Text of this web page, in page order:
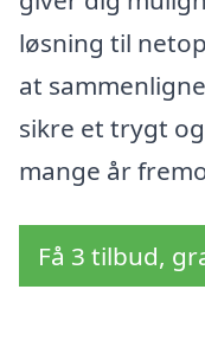
løsning til
at
sikre et trygt
mange år
Få 3 tilbud,